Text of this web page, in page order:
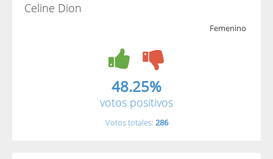
Celine Dion
Femenino
48.25%
votos positivos
Votos totales: 286